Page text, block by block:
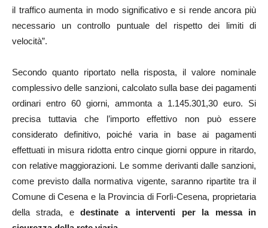
il traffico aumenta in modo significativo e si rende ancora più
necessario un controllo puntuale del rispetto dei limiti di
velocità”.
Secondo quanto riportato nella risposta, il valore nominale
complessivo delle sanzioni, calcolato sulla base dei pagamenti
ordinari entro 60 giorni, ammonta a 1.145.301,30 euro. Si
precisa tuttavia che l’importo effettivo non può essere
considerato definitivo, poiché varia in base ai pagamenti
effettuati in misura ridotta entro cinque giorni oppure in ritardo,
con relative maggiorazioni. Le somme derivanti dalle sanzioni,
come previsto dalla normativa vigente, saranno ripartite tra il
Comune di Cesena e la Provincia di Forlì-Cesena, proprietaria
della strada, edestinate a interventi per la messa in